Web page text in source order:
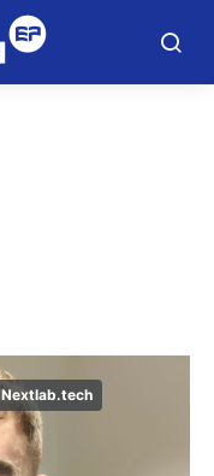
Nextlab.tech